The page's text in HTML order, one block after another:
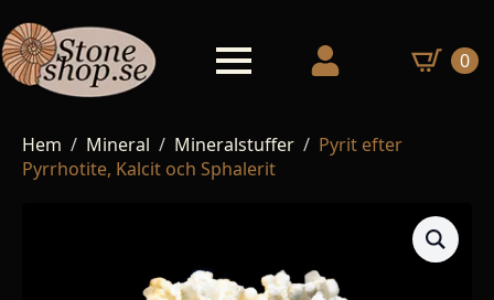
0
Hem Mineral Mineralstuffer
Pyrit efter
Pyrrhotite, Kalcit och Sphalerit